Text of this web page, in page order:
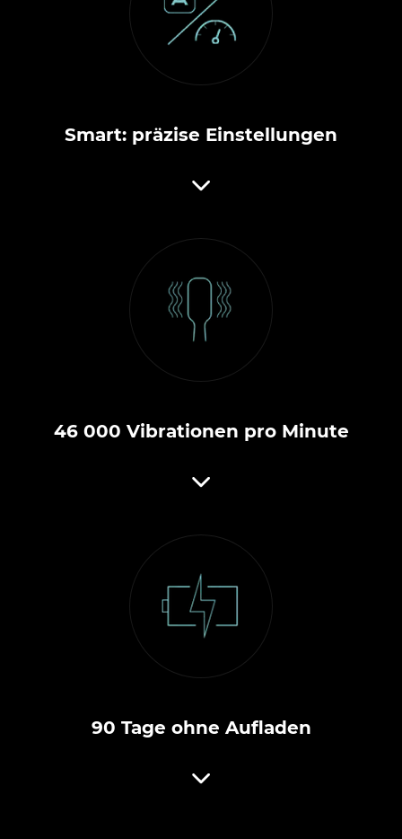
Smart: präzise Einstellungen
46 000 Vibrationen pro Minute
90 Tage ohne Aufladen